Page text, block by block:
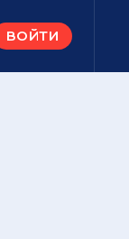
ВОЙТИ